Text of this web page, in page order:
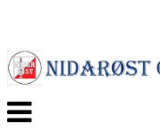
Veksle
navigasjon